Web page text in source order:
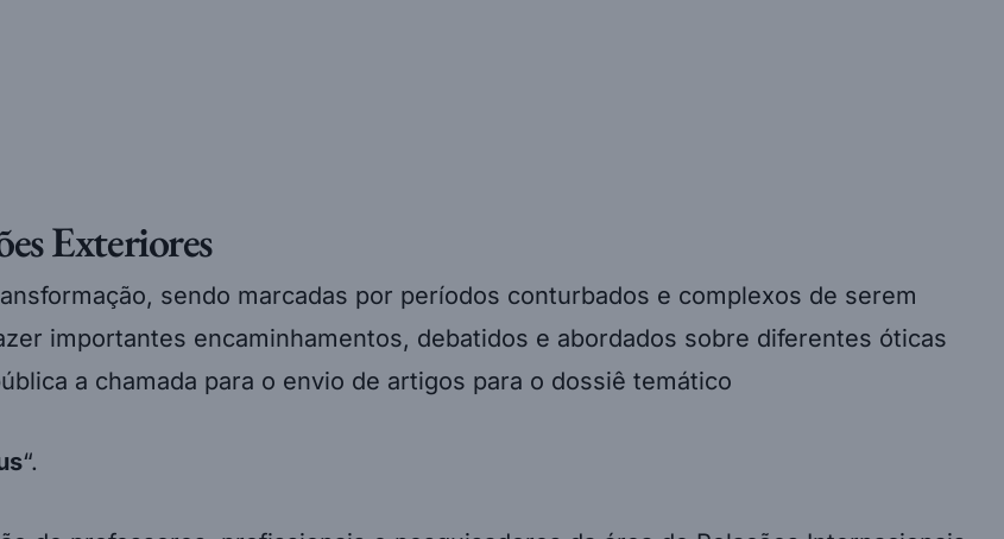
Exteriores
sendo marcadas por períodos conturbados e complexos de serem
importantes encaminhamentos, debatidos e abordados sobre diferentes óticas
a chamada para o envio de artigos para o dossiê temático
“.